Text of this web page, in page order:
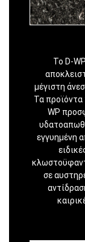
Το D-
μέγιστη
Τα προϊόντα
WP
εγγυημένη
σε